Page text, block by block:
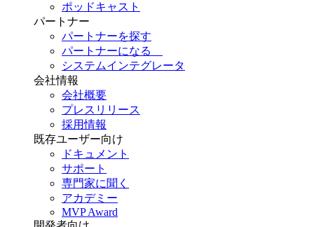
ポッドキャスト
パートナー
パートナーを探す
パートナーになる
システムインテグレータ
会社情報
会社概要
プレスリリース
採用情報
既存ユーザー向け
ドキュメント
サポート
専門家に聞く
アカデミー
MVP Award